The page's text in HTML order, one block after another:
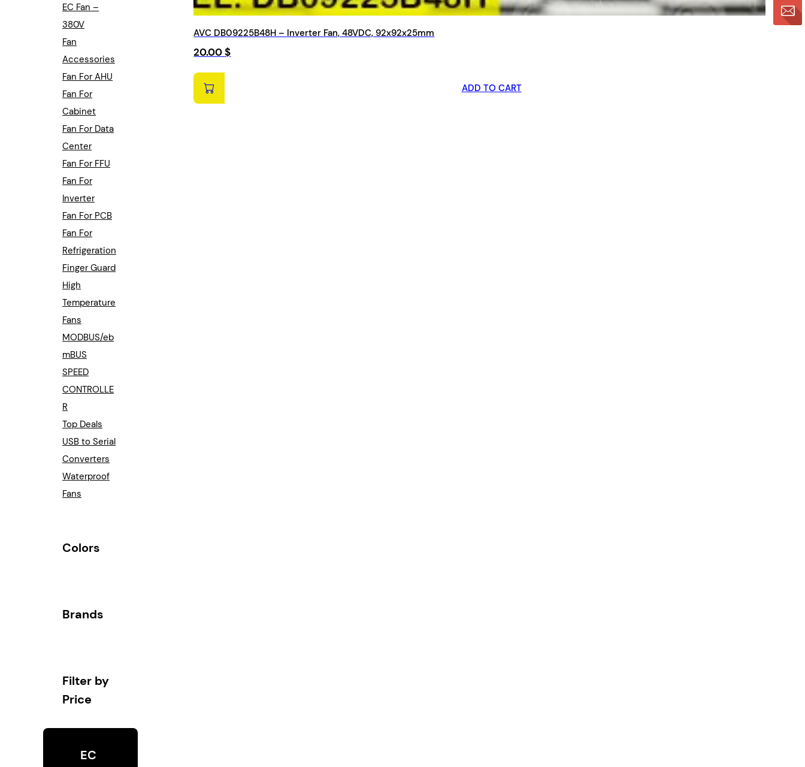
EC Fan –
380V
Fan
Accessories
Fan For AHU
Fan For
Cabinet
Fan For Data
Center
Fan For FFU
Fan For
Inverter
Fan For PCB
Fan For
Refrigeration
Finger Guard
High
Temperature
Fans
MODBUS/eb
mBUS
SPEED
CONTROLLE
R
Top Deals
USB to Serial
Converters
Waterproof
Fans
Colors
Brands
Filter by
Price
EC
AVC DB09225B48H – Inverter Fan, 48VDC, 92x92x25mm
20.00$
ADD TO CART